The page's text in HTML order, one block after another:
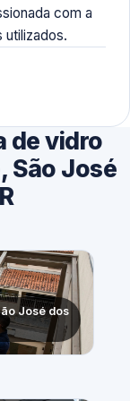
com a
utilizados.
de vidro
São José
José dos